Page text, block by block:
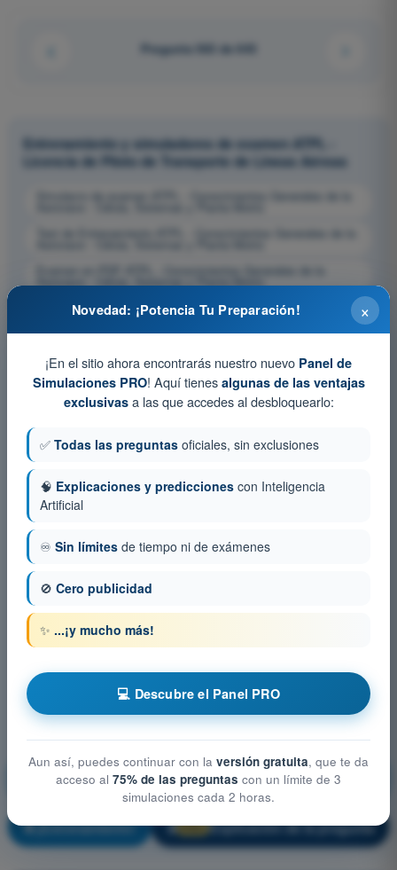
Pregunta 563 de 643
Entrenamiento y simuladores de examen ATPL -
Licencia de Piloto de Transporte de Líneas Aéreas
Simulacro de examen ATPL - Conocimientos Generales de la
Test de Entrenamiento ATPL - Conocimientos Generales de la
Examen en PDF ATPL - Conocimientos Generales de la
Aeronave - Célula, Sistemas y Planta Motriz
Conocimientos Generales de la Aeronave - Célula,
Sistemas y Planta Motriz
¡Entrenamiento! 🔒 PRO Explicación de la pregunta
×
Novedad: ¡Potencia Tu Preparación!
¡En el sitio ahora encontrarás nuestro nuevo Panel de
Simulaciones PRO! Aquí tienes algunas de las ventajas
exclusivasa las que accedes al desbloquearlo:
✅ Todas las preguntas oficiales, sin exclusiones
🧠 Explicaciones y predicciones con Inteligencia
Artificial
♾️ Sin límites de tiempo ni de exámenes
🚫 Cero publicidad
✨ ...¡y mucho más!
💻 Descubre el Panel PRO
Aun así, puedes continuar con la versión gratuita, que te da
acceso al 75% de las preguntas con un límite de 3
simulaciones cada 2 horas.